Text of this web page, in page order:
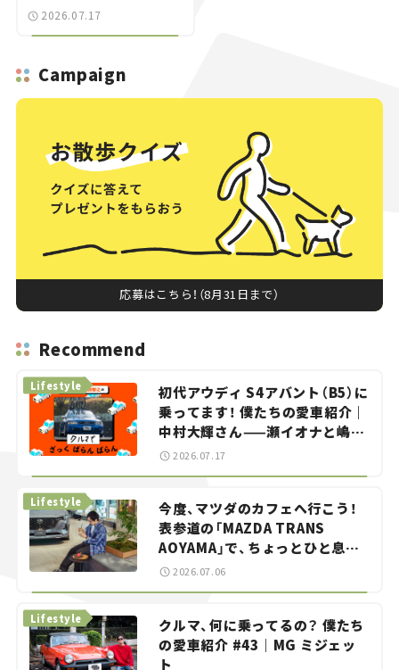
2026.07.17
Campaign
応募はこちら！（8月31日まで）
Recommend
初代アウディ S4アバント（B5）に
乗ってます！ 僕たちの愛車紹介｜
中村大輝さん——瀬イオナと嶋田
智之の「クルマでざっくばらんば
Lifestyle
2026.07.17
今度、マツダのカフェへ行こう！
表参道の「MAZDA TRANS
AOYAMA」で、ちょっとひと息。
——連載｜CCGとクルマでどうす
る？＜第13回＞
Lifestyle
2026.07.06
クルマ、何に乗ってるの？ 僕たち
の愛車紹介 #43｜MG ミジェッ
ト
Lifestyle